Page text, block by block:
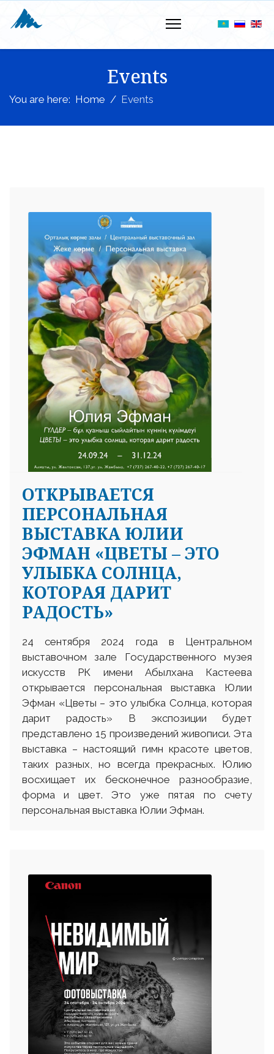
Events
You are here: Home Events
OТКРЫВАЕТСЯ
ПЕРСОНАЛЬНАЯ
ВЫСТАВКА ЮЛИИ
ЭФМАН «ЦВЕТЫ – ЭТО
УЛЫБКА СОЛНЦА,
КОТОРАЯ ДАРИТ
РАДОСТЬ»
24 сентября 2024 года в Центральном
выставочном зале Государственного музея
искусств РК имени Абылхана Кастеева
открывается персональная выставка Юлии
Эфман «Цветы – это улыбка Солнца, которая
дарит радость» В экспозиции будет
представлено 15 произведений живописи. Эта
выставка – настоящий гимн красоте цветов,
таких разных, но всегда прекрасных. Юлию
восхищает их бесконечное разнообразие,
форма и цвет. Это уже пятая по счету
персональная выставка Юлии Эфман.